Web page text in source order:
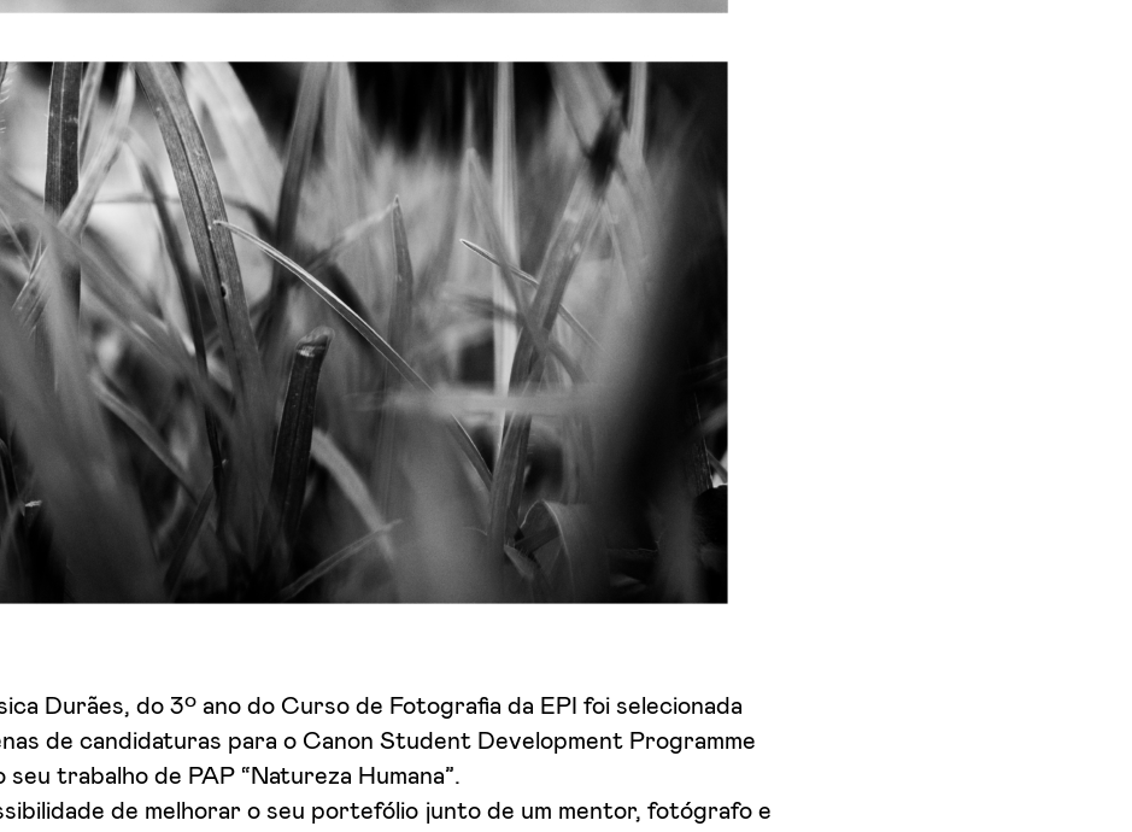
Durães, do 3º ano do Curso de Fotografia da EPI foi selecionada
de candidaturas para o Canon Student Development Programme
seu trabalho de PAP “Natureza Humana”.
de melhorar o seu portefólio junto de um mentor, fotógrafo e